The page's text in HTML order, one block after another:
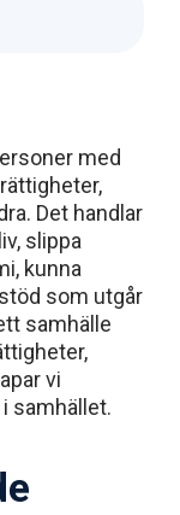
med
Det handlar
slippa
kunna
som utgår
samhälle
vi
samhället.